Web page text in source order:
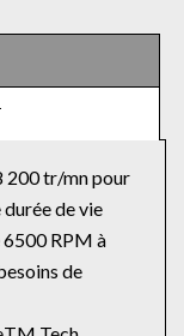
200 tr/mn pour
de vie
6500 RPM à
de